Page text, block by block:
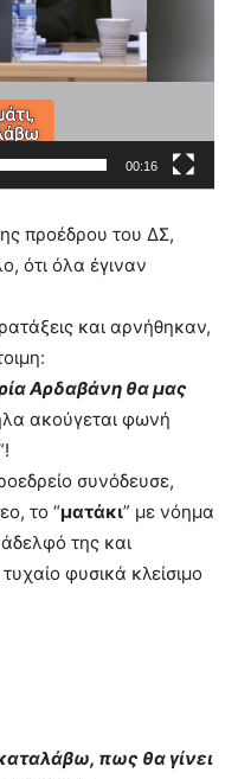
00:16
προέδρου του ΔΣ,
ότι όλα έγιναν
και αρνήθηκαν,
Αρδαβάνη θα μας
ακούγεται φωνή
συνόδευσε,
το “ματάκι” με νόημα
της και
φυσικά κλείσιμο
πως θα γίνει